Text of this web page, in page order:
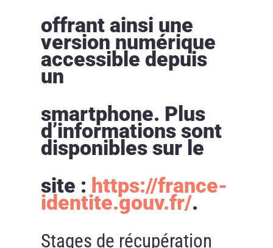
offrant ainsi une
version numérique
accessible depuis
un
smartphone. Plus
d’informations sont
disponibles sur le
site : https://france-
identite.gouv.fr/.
Stages de récupération